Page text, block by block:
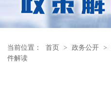
当前位置： 首页 > 政务公开 >
件解读